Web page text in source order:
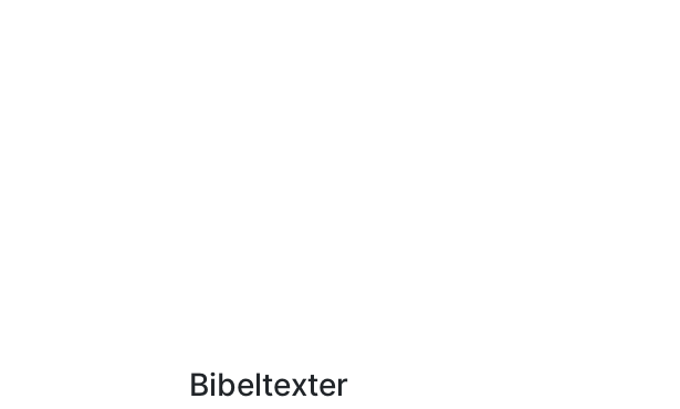
Bibeltexter